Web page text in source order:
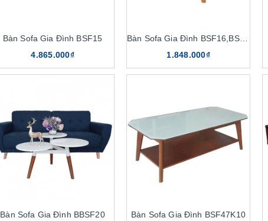
Bàn Sofa Gia Đình BSF15
4.865.000₫
Bàn Sofa Gia Đình BSF16,BSF16,K8
1.848.000₫
Bàn Sofa Gia Đình BBSF20
Bàn Sofa Gia Đình BSF47K10